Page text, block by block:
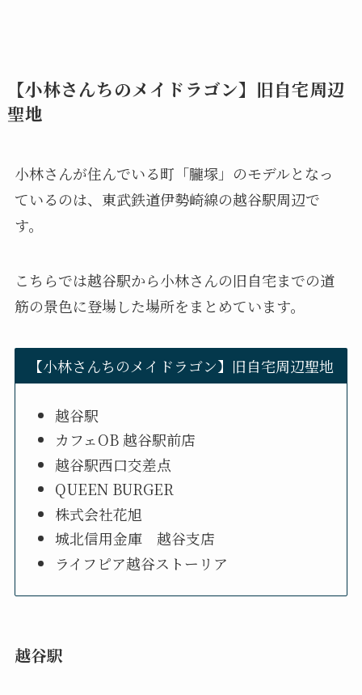
【小林さんちのメイドラゴン】旧自宅周辺
聖地
小林さんが住んでいる町「朧塚」のモデルとなっ
ているのは、東武鉄道伊勢崎線の越谷駅周辺で
す。
こちらでは越谷駅から小林さんの旧自宅までの道
筋の景色に登場した場所をまとめています。
【小林さんちのメイドラゴン】旧自宅周辺聖地
越谷駅
カフェOB 越谷駅前店
越谷駅西口交差点
QUEEN BURGER
株式会社花旭
城北信用金庫 越谷支店
ライフピア越谷ストーリア
越谷駅